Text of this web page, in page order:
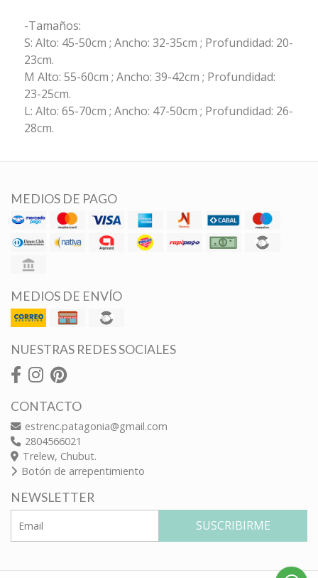
-Tamaños:
S: Alto: 45-50cm ; Ancho: 32-35cm ; Profundidad: 20-
23cm.
M Alto: 55-60cm ; Ancho: 39-42cm ; Profundidad:
23-25cm.
L: Alto: 65-70cm ; Ancho: 47-50cm ; Profundidad: 26-
28cm.
MEDIOS DE PAGO
MEDIOS DE ENVÍO
NUESTRAS REDES SOCIALES
CONTACTO
estrenc.patagonia@gmail.com
2804566021
Trelew, Chubut.
Botón de arrepentimiento
NEWSLETTER
SUSCRIBIRME